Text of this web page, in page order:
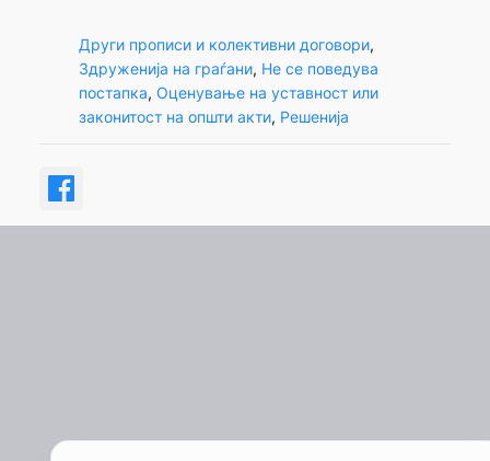
Други прописи и колективни договори
Здруженија на граѓани, Не се поведува
постапка, Оценување на уставност или
законитост на општи акти, Решенија